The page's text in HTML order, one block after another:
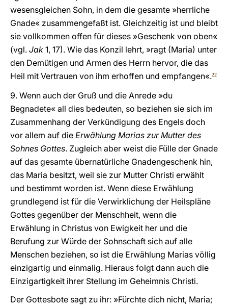
wesensgleichen Sohn, in dem die gesamte »herrliche
Gnade« zusammengefaßt ist. Gleichzeitig ist und bleibt
sie vollkommen offen für dieses »Geschenk von oben«
(vgl. Jak 1, 17). Wie das Konzil lehrt, »ragt (Maria) unter
den Demütigen und Armen des Herrn hervor, die das
Heil mit Vertrauen von ihm erhoffen und empfangen«.22
9. Wenn auch der Gruß und die Anrede »du
Begnadete« all dies bedeuten, so beziehen sie sich im
Zusammenhang der Verkündigung des Engels doch
vor allem auf die Erwählung Marias zur Mutter des
Sohnes Gottes. Zugleich aber weist die Fülle der Gnade
auf das gesamte übernatürliche Gnadengeschenk hin,
das Maria besitzt, weil sie zur Mutter Christi erwählt
und bestimmt worden ist. Wenn diese Erwählung
grundlegend ist für die Verwirklichung der Heilspläne
Gottes gegenüber der Menschheit, wenn die
Erwählung in Christus von Ewigkeit her und die
Berufung zur Würde der Sohnschaft sich auf alle
Menschen beziehen, so ist die Erwählung Marias völlig
einzigartig und einmalig. Hieraus folgt dann auch die
Einzigartigkeit ihrer Stellung im Geheimnis Christi.
Der Gottesbote sagt zu ihr: »Fürchte dich nicht, Maria;